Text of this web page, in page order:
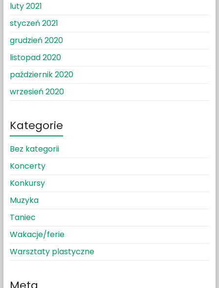
luty 2021
styczeń 2021
grudzień 2020
listopad 2020
październik 2020
wrzesień 2020
Kategorie
Bez kategorii
Koncerty
Konkursy
Muzyka
Taniec
Wakacje/ferie
Warsztaty plastyczne